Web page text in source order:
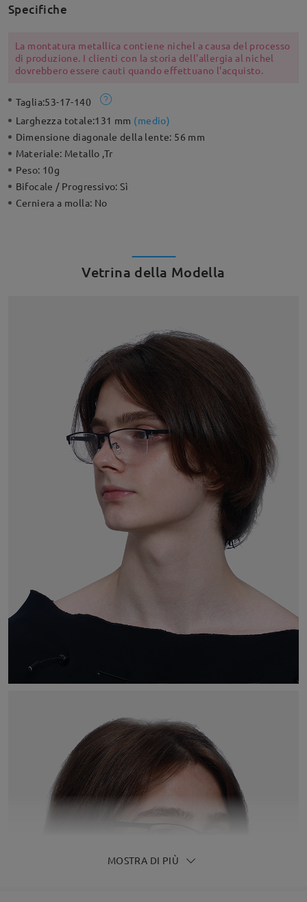
Specifiche
La montatura metallica contiene nichel a causa del processo
di produzione. I clienti con la storia dell'allergia al nichel
dovrebbero essere cauti quando effettuano l'acquisto.
Taglia:53-17-140
Larghezza totale:131 mm (medio)
Dimensione diagonale della lente: 56 mm
Materiale: Metallo ,Tr
Peso: 10g
Bifocale / Progressivo:Sì
Cerniera a molla: No
Vetrina della Modella
MOSTRA DI PIÙ